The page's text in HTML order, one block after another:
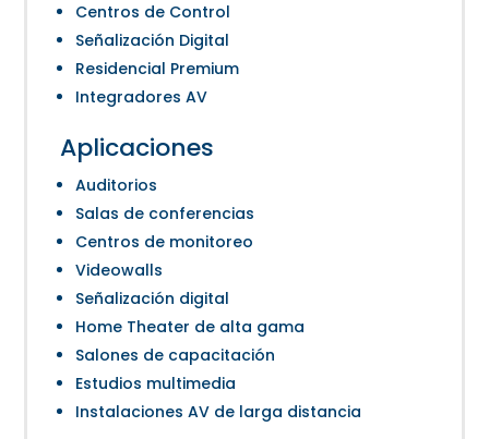
Centros de Control
Señalización Digital
Residencial Premium
Integradores AV
Aplicaciones
Auditorios
Salas de conferencias
Centros de monitoreo
Videowalls
Señalización digital
Home Theater de alta gama
Salones de capacitación
Estudios multimedia
Instalaciones AV de larga distancia